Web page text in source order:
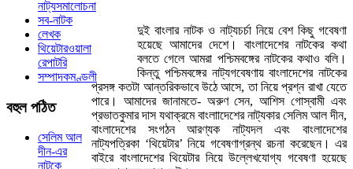
দুই বাংলার নাটক ও নাট্যচর্চা নিয়ে বেশ কিছু গবেষণা
হয়েছে আমাদের দেশে। বাংলাদেশের নাটকের কথা
বলতে গেলে আমরা পশ্চিমবঙ্গের নাটকের কথাও বলি।
কিন্তু পশ্চিমবঙ্গের নাট্যগবেষণায় বাংলাদেশের নাটকের
প্রসঙ্গ কতটা আন্তরিকভাবে উঠে আসে, তা নিয়ে প্রশ্ন রাখা যেতে
পারে। আমাদের জানামতে- অরুণ সেন, আশিস গোস্বামী এবং
প্রভাতকুমার দাস যথাক্রমে বাংলাাদেশের নাট্যকার সেলিম আল দীন,
বাংলাদেশের সংগঠন আরণ্যক নাট্যদল এবং বাংলাদেশের
নাট্যপত্রিকা ‘থিয়েটার’ নিয়ে গবেষণাগ্রন্থ রচনা করেছেন। এর
বাইরে বাংলাদেশের থিয়েটার নিয়ে উল্লেখযোগ্য গবেষণা হয়েছে
নাট্যসমালোচনা
সব-নাটক
লেখক
থিয়েটারওয়ালা
রেপাটরি
সম্পাদকমণ্ডলী
বহুলপঠিত
সেলিম আল
দীন-এর
নাটকে